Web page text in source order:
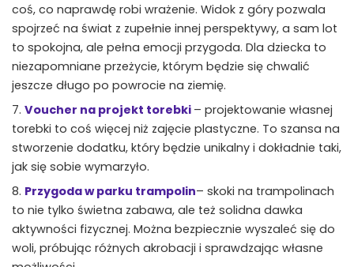
coś, co naprawdę robi wrażenie. Widok z góry pozwala
spojrzeć na świat z zupełnie innej perspektywy, a sam lot
to spokojna, ale pełna emocji przygoda. Dla dziecka to
niezapomniane przeżycie, którym będzie się chwalić
jeszcze długo po powrocie na ziemię.
Voucher na projekt torebki – projektowanie własnej
torebki to coś więcej niż zajęcie plastyczne. To szansa na
stworzenie dodatku, który będzie unikalny i dokładnie taki,
jak się sobie wymarzyło.
Przygoda w parku trampolin– skoki na trampolinach
to nie tylko świetna zabawa, ale też solidna dawka
aktywności fizycznej. Można bezpiecznie wyszaleć się do
woli, próbując różnych akrobacji i sprawdzając własne